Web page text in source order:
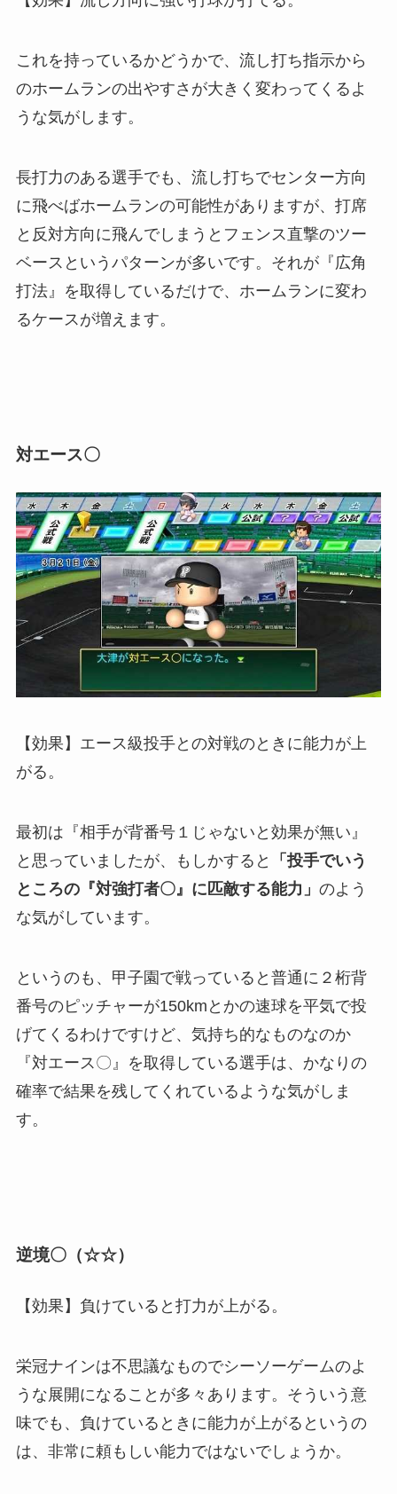
これを持っているかどうかで、流し打ち指示から
のホームランの出やすさが大きく変わってくるよ
うな気がします。
長打力のある選手でも、流し打ちでセンター方向
に飛べばホームランの可能性がありますが、打席
と反対方向に飛んでしまうとフェンス直撃のツー
ベースというパターンが多いです。それが『広角
打法』を取得しているだけで、ホームランに変わ
るケースが増えます。
対エース〇
【効果】エース級投手との対戦のときに能力が上
がる。
最初は『相手が背番号１じゃないと効果が無い』
と思っていましたが、もしかすると
「投手でいう
ところの『対強打者〇』に匹敵する能力」 のよう
な気がしています。
というのも、甲子園で戦っていると普通に２桁背
番号のピッチャーが150kmとかの速球を平気で投
げてくるわけですけど、気持ち的なものなのか
『対エース〇』を取得している選手は、かなりの
確率で結果を残してくれているような気がしま
す。
逆境〇（☆☆）
【効果】負けていると打力が上がる。
栄冠ナインは不思議なものでシーソーゲームのよ
うな展開になることが多々あります。そういう意
味でも、負けているときに能力が上がるというの
は、非常に頼もしい能力ではないでしょうか。